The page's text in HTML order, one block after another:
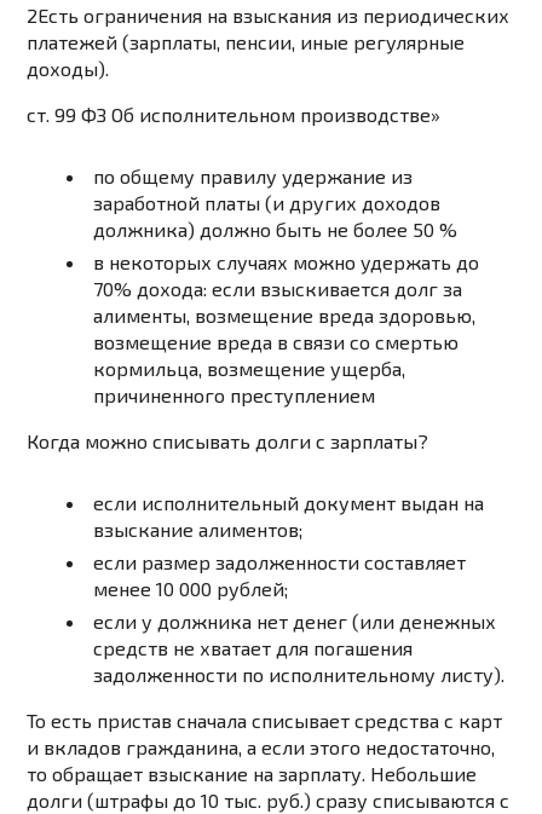
2Есть ограничения на взыскания из периодических
платежей (зарплаты, пенсии, иные регулярные
доходы).
ст. 99 ФЗ Об исполнительном производстве»
по общему правилу удержание из
заработной платы (и других доходов
должника) должно быть не более 50 %
в некоторых случаях можно удержать до
70% дохода: если взыскивается долг за
алименты, возмещение вреда здоровью,
возмещение вреда в связи со смертью
кормильца, возмещение ущерба,
причиненного преступлением
Когда можно списывать долги с зарплаты?
если исполнительный документ выдан на
взыскание алиментов;
если размер задолженности составляет
менее 10 000 рублей;
если у должника нет денег (или денежных
средств не хватает для погашения
задолженности по исполнительному листу).
То есть пристав сначала списывает средства с карт
и вкладов гражданина, а если этого недостаточно,
то обращает взыскание на зарплату. Небольшие
долги (штрафы до 10 тыс. руб.) сразу списываются с